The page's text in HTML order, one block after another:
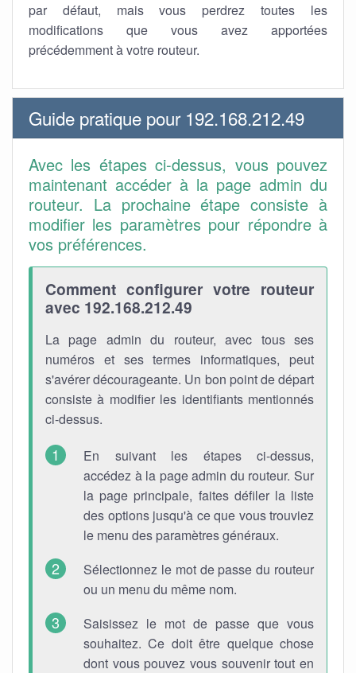
par défaut, mais vous perdrez toutes les
modifications que vous avez apportées
précédemment à votre routeur.
Guide pratique pour 192.168.212.49
Avec les étapes ci-dessus, vous pouvez
maintenant accéder à la page admin du
routeur. La prochaine étape consiste à
modifier les paramètres pour répondre à
vos préférences.
Comment configurer votre routeur
avec 192.168.212.49
La page admin du routeur, avec tous ses
numéros et ses termes informatiques, peut
s'avérer décourageante. Un bon point de départ
consiste à modifier les identifiants mentionnés
ci-dessus.
En suivant les étapes ci-dessus,
accédez à la page admin du routeur. Sur
la page principale, faites défiler la liste
des options jusqu'à ce que vous trouviez
le menu des paramètres généraux.
Sélectionnez le mot de passe du routeur
ou un menu du même nom.
Saisissez le mot de passe que vous
souhaitez. Ce doit être quelque chose
dont vous pouvez vous souvenir tout en